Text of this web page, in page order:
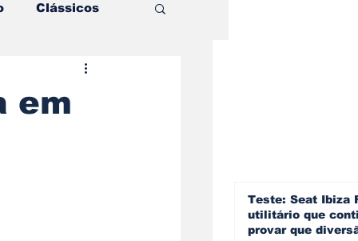
Clássicos
e Comparativos
em
Teste: Seat Ibiza
utilitário que
provar que